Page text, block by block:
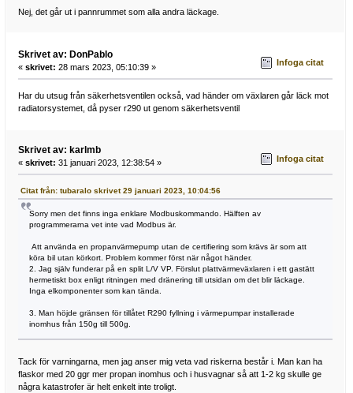
Nej, det går ut i pannrummet som alla andra läckage.
Skrivet av: DonPablo
« skrivet: 28 mars 2023, 05:10:39 » Infoga citat
Har du utsug från säkerhetsventilen också, vad händer om växlaren går läck mot
radiatorsystemet, då pyser r290 ut genom säkerhetsventil
Skrivet av: karlmb
« skrivet: 31 januari 2023, 12:38:54 » Infoga citat
Citat från: tubaralo skrivet 29 januari 2023, 10:04:56
Sorry men det finns inga enklare Modbuskommando. Hälften av
programmerarna vet inte vad Modbus är.
Att använda en propanvärmepump utan de certifiering som krävs är som att
köra bil utan körkort. Problem kommer först när något händer.
2. Jag själv funderar på en split L/V VP. Förslut plattvärmeväxlaren i ett gastätt
hermetiskt box enligt ritningen med dränering till utsidan om det blir läckage.
Inga elkomponenter som kan tända.
3. Man höjde gränsen för tillåtet R290 fyllning i värmepumpar installerade
inomhus från 150g till 500g.
Tack för varningarna, men jag anser mig veta vad riskerna består i. Man kan ha
flaskor med 20 ggr mer propan inomhus och i husvagnar så att 1-2 kg skulle ge
några katastrofer är helt enkelt inte troligt.